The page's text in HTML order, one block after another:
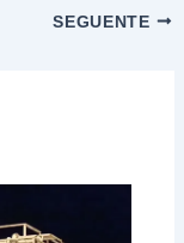
SEGUENTE